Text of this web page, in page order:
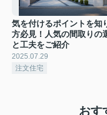
気を付けるポイントを知
方必見！人気の間取りの
と工夫をご紹介
2025.07.29
注文住宅
おす